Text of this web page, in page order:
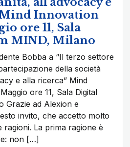
Innovation
ore 11, Sala
MIND, Milano
Bobba a “Il terzo settore
della società
e alla ricerca” Mind
ore 11, Sala Digital
Grazie ad Alexion e
invito, che accetto molto
La prima ragione è
non […]